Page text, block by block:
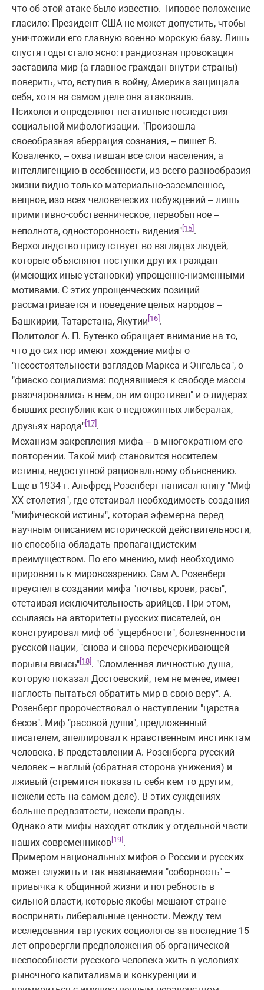
что об этой атаке было известно. Типовое положение
гласило: Президент США не может допустить, чтобы
уничтожили его главную военно-морскую базу. Лишь
спустя годы стало ясно: грандиозная провокация
заставила мир (а главное граждан внутри страны)
поверить, что, вступив в войну, Америка защищала
себя, хотя на самом деле она атаковала.
Психологи определяют негативные последствия
социальной мифологизации. "Произошла
своеобразная аберрация сознания, – пишет В.
Коваленко, – охватившая все слои населения, а
интеллигенцию в особенности, из всего разнообразия
жизни видно только материально-заземленное,
вещное, изо всех человеческих побуждений – лишь
примитивно-собственническое, первобытное –
неполнота, односторонность видения"[15].
Верхоглядство присутствует во взглядах людей,
которые объясняют поступки других граждан
(имеющих иные установки) упрощенно-низменными
мотивами. С этих упрощенческих позиций
рассматривается и поведение целых народов –
Башкирии, Татарстана, Якутии [16] .
Политолог А. П. Бутенко обращает внимание на то,
что до сих пор имеют хождение мифы о
"несостоятельности взглядов Маркса и Энгельса", о
"фиаско социализма: поднявшиеся к свободе массы
разочаровались в нем, он им опротивел" и о лидерах
бывших республик как о недюжинных либералах,
друзьях народа" [17] .
Механизм закрепления мифа – в многократном его
повторении. Такой миф становится носителем
истины, недоступной рациональному объяснению.
Еще в 1934 г. Альфред Розенберг написал книгу "Миф
XX столетия", где отстаивал необходимость создания
"мифической истины", которая эфемерна перед
научным описанием исторической действительности,
но способна обладать пропагандистским
преимуществом. По его мнению, миф необходимо
прировнять к мировоззрению. Сам А. Розенберг
преуспел в создании мифа "почвы, крови, расы",
отстаивая исключительность арийцев. При этом,
ссылаясь на авторитеты русских писателей, он
конструировал миф об "ущербности", болезненности
русской нации, "снова и снова перечеркивающей
порывы ввысь"[18]. "Сломленная личностью душа,
которую показал Достоевский, тем не менее, имеет
наглость пытаться обратить мир в свою веру". А.
Розенберг пророчествовал о наступлении "царства
бесов". Миф "расовой души", предложенный
писателем, апеллировал к нравственным инстинктам
человека. В представлении А. Розенберга русский
человек – наглый (обратная сторона унижения) и
лживый (стремится показать себя кем-то другим,
нежели есть на самом деле). В этих суждениях
больше предвзятости, нежели правды.
Однако эти мифы находят отклик у отдельной части
наших современников [19] .
Примером национальных мифов о России и русских
может служить и так называемая "соборность" –
привычка к общинной жизни и потребность в
сильной власти, которые якобы мешают стране
воспринять либеральные ценности. Между тем
исследования тартуских социологов за последние 15
лет опровергли предположения об органической
неспособности русского человека жить в условиях
рыночного капитализма и конкуренции и